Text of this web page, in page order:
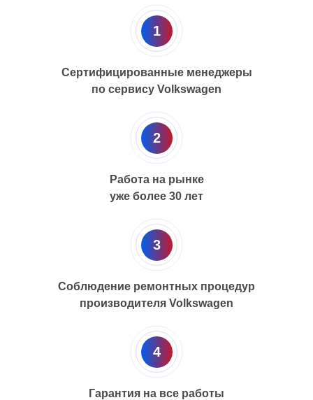
1
Сертифицированные менеджеры
по сервису Volkswagen
2
Работа на рынке
уже более 30 лет
3
Соблюдение ремонтных процедур
производителя Volkswagen
4
Гарантия на все работы